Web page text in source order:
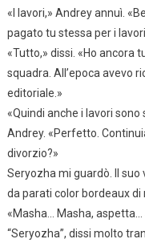
«I lavori,» Andrey annuì.
pagato tu stessa per i
«Tutto,» dissi. «Ho ancora
squadra. All’epoca avevo
editoriale.»
«Quindi anche i lavori
Andrey. «Perfetto.
divorzio?»
Seryozha mi guardò. Il
da parati color bordeaux di
«Masha… Masha,
“Seryozha”, dissi molto